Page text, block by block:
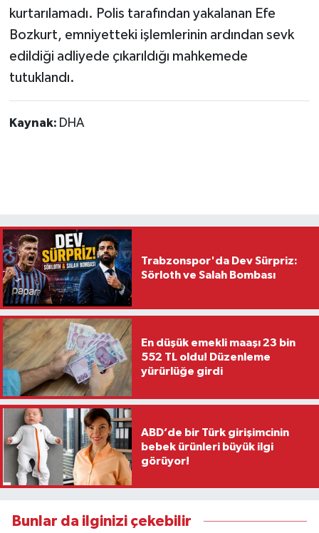
kurtarılamadı. Polis tarafından yakalanan Efe
Bozkurt, emniyetteki işlemlerinin ardından sevk
edildiği adliyede çıkarıldığı mahkemede
tutuklandı.
Kaynak: DHA
Trabzonspor'da Dev Sürpriz:
Sörloth ve Salah Bombası
En düşük emekli maaşı 23 bin
552 TL oldu! Düzenleme
yürürlüğe girdi
ABD’de bir Türk girişimcinin
bebek ürünleri büyük ilgi
görüyor!
Bunlar da ilginizi çekebilir